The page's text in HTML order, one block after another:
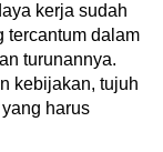
kerja sudah
tercantum dalam
turunannya.
kebijakan, tujuh
harus